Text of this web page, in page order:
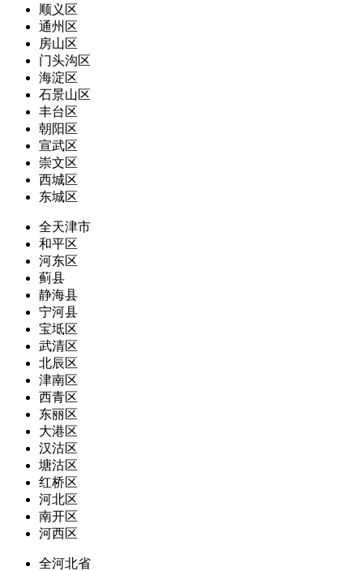
顺义区
通州区
房山区
门头沟区
海淀区
石景山区
丰台区
朝阳区
宣武区
崇文区
西城区
东城区
全天津市
和平区
河东区
蓟县
静海县
宁河县
宝坻区
武清区
北辰区
津南区
西青区
东丽区
大港区
汉沽区
塘沽区
红桥区
河北区
南开区
河西区
全河北省